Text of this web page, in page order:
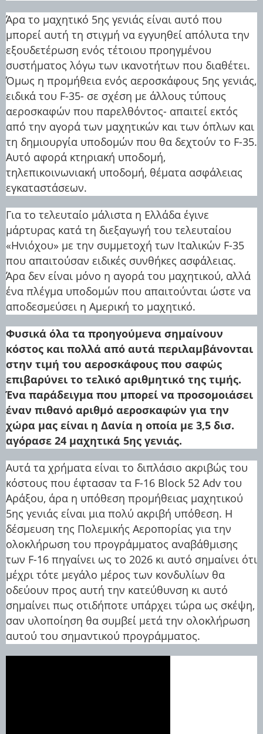
Άρα το μαχητικό 5ης γενιάς είναι αυτό που
μπορεί αυτή τη στιγμή να εγγυηθεί απόλυτα την
εξουδετέρωση ενός τέτοιου προηγμένου
συστήματος λόγω των ικανοτήτων που διαθέτει.
Όμως η προμήθεια ενός αεροσκάφους 5ης γενιάς,
ειδικά του F-35- σε σχέση με άλλους τύπους
αεροσκαφών που παρελθόντος- απαιτεί εκτός
από την αγορά των μαχητικών και των όπλων και
τη δημιουργία υποδομών που θα δεχτούν το F-35.
Αυτό αφορά κτηριακή υποδομή,
τηλεπικοινωνιακή υποδομή, θέματα ασφάλειας
εγκαταστάσεων.
Για το τελευταίο μάλιστα η Ελλάδα έγινε
μάρτυρας κατά τη διεξαγωγή του τελευταίου
«Ηνιόχου» με την συμμετοχή των Ιταλικών F-35
που απαιτούσαν ειδικές συνθήκες ασφάλειας.
Άρα δεν είναι μόνο η αγορά του μαχητικού, αλλά
ένα πλέγμα υποδομών που απαιτούνται ώστε να
αποδεσμεύσει η Αμερική το μαχητικό.
Φυσικά όλα τα προηγούμενα σημαίνουν
κόστος και πολλά από αυτά περιλαμβάνονται
στην τιμή του αεροσκάφους που σαφώς
επιβαρύνει το τελικό αριθμητικό της τιμής.
Ένα παράδειγμα που μπορεί να προσομοιάσει
έναν πιθανό αριθμό αεροσκαφών για την
χώρα μας είναι η Δανία η οποία με 3,5 δισ.
αγόρασε 24 μαχητικά 5ης γενιάς.
Αυτά τα χρήματα είναι το διπλάσιο ακριβώς του
κόστους που έφτασαν τα F-16 Block 52 Adv του
Αράξου, άρα η υπόθεση προμήθειας μαχητικού
5ης γενιάς είναι μια πολύ ακριβή υπόθεση. Η
δέσμευση της Πολεμικής Αεροπορίας για την
ολοκλήρωση του προγράμματος αναβάθμισης
των F-16 πηγαίνει ως το 2026 κι αυτό σημαίνει ότι
μέχρι τότε μεγάλο μέρος των κονδυλίων θα
οδεύουν προς αυτή την κατεύθυνση κι αυτό
σημαίνει πως οτιδήποτε υπάρχει τώρα ως σκέψη,
σαν υλοποίηση θα συμβεί μετά την ολοκλήρωση
αυτού του σημαντικού προγράμματος.